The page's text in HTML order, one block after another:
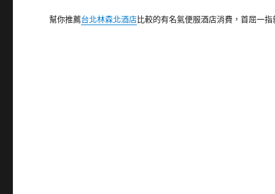
幫你推薦台北林森北酒店比較的有名氣便服酒店消費，首屈一